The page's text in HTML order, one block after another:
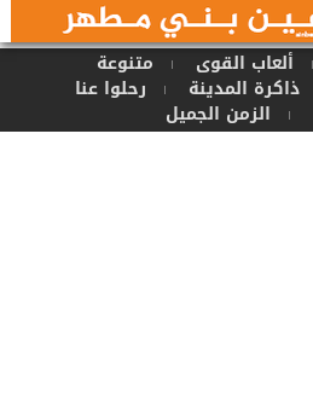
ألعاب القوى متنوعة
ذاكرة المدينة رحلوا عنا
الزمن الجميل